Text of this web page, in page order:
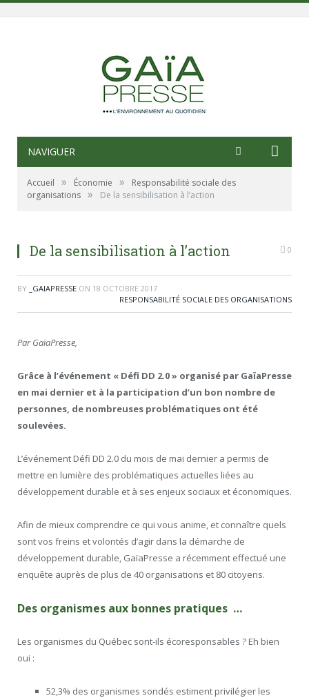
NAVIGUER
Accueil » Économie »
Responsabilité sociale des
organisations » De la sensibilisation à l’action
De la sensibilisation à l’action 0
BY _GAIAPRESSE ON 18 OCTOBRE 2017
RESPONSABILITÉ SOCIALE DES ORGANISATIONS
Par GaïaPresse,
Grâce à l’événement « Défi DD 2.0 » organisé par GaïaPresse
en mai dernier et à la participation d’un bon nombre de
personnes, de nombreuses problématiques ont été
soulevées.
L’événement Défi DD 2.0 du mois de mai dernier a permis de
mettre en lumière des problématiques actuelles liées au
développement durable et à ses enjeux sociaux et économiques.
Afin de mieux comprendre ce qui vous anime, et connaître quels
sont vos freins et volontés d’agir dans la démarche de
développement durable, GaïaPresse a récemment effectué une
enquête auprès de plus de 40 organisations et 80 citoyens.
Des organismes aux bonnes pratiques …
Les organismes du Québec sont-ils écoresponsables ? Eh bien
oui :
52,3% des organismes sondés estiment privilégier les